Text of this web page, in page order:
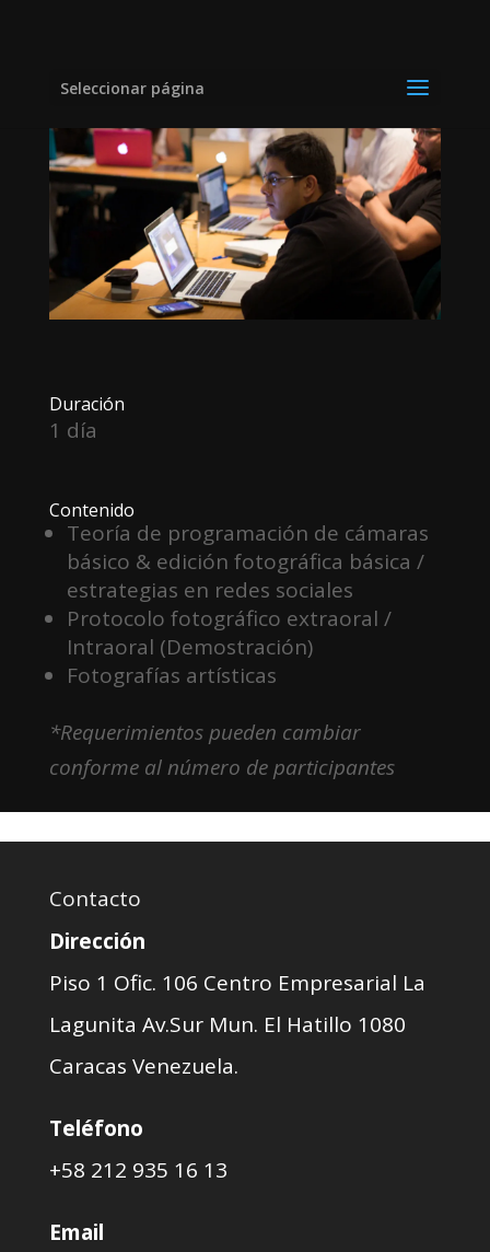
Seleccionar página
Full Day
Duración
1 día
Contenido
Teoría de programación de cámaras
básico & edición fotográfica básica /
estrategias en redes sociales
Protocolo fotográfico extraoral /
Intraoral (Demostración)
Fotografías artísticas
*Requerimientos pueden cambiar
conforme al número de participantes
Contacto
Dirección
Piso 1 Ofic. 106 Centro Empresarial La
Lagunita Av.Sur Mun. El Hatillo 1080
Caracas Venezuela.
Teléfono
+58 212 935 16 13
Email